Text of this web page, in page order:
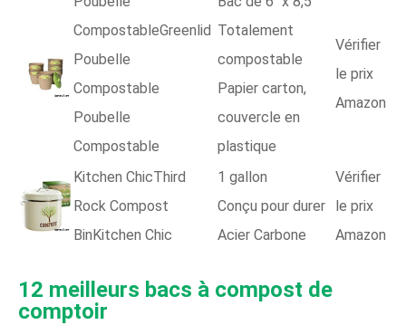
CompostableGreenlid
Poubelle
Compostable
Poubelle
Compostable
Totalement
compostable
Papier carton,
couvercle en
plastique
Vérifier
le prix
Amazon
Kitchen ChicThird
Rock Compost
BinKitchen Chic
1 gallon
Conçu pour durer
Acier Carbone
Vérifier
le prix
Amazon
12 meilleurs bacs à compost de
comptoir